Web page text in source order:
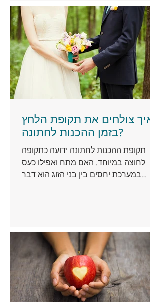
איך צולחים את תקופת הלחץ
בזמן ההכנות לחתונה? ​
תקופת ההכנות לחתונה ידועה כתקופה
לחוצה במיוחד. האם מתח ואפילו כעס
במערכת יחסים בין בני הזוג הוא דבר